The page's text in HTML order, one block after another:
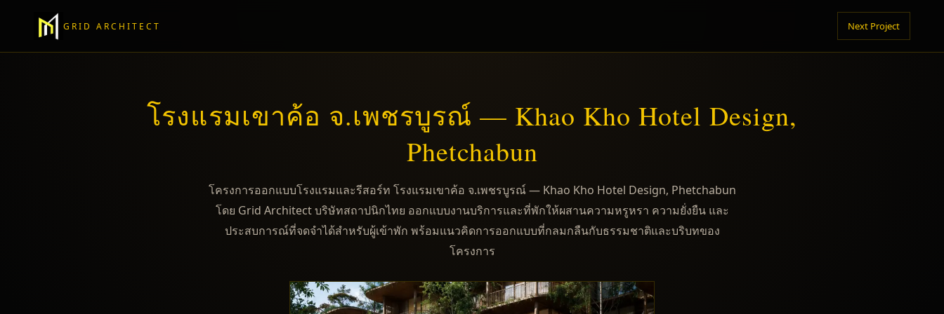
GRID ARCHITECT Next Project
โรงแรมเขาค้อ จ.เพชรบูรณ์ — Khao Kho Hotel Design,
Phetchabun
โครงการออกแบบโรงแรมและรีสอร์ท โรงแรมเขาค้อ จ.เพชรบูรณ์ — Khao Kho Hotel Design, Phetchabun
โดย Grid Architect บริษัทสถาปนิกไทย ออกแบบงานบริการและที่พักให้ผสานความหรูหรา ความยั่งยืน และ
ประสบการณ์ที่จดจำได้สำหรับผู้เข้าพัก พร้อมแนวคิดการออกแบบที่กลมกลืนกับธรรมชาติและบริบทของ
โครงการ